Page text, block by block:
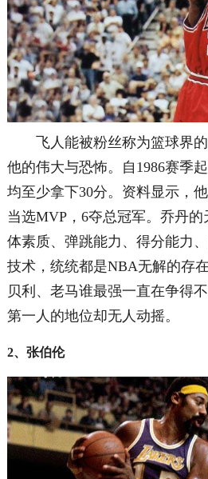
飞人能被粉丝称为篮球界的
他的伟大与恐怖。自1986赛季
均至少拿下30分。资料显示，
当选MVP，6夺总冠军。乔丹
体素质、弹跳能力、得分能力
技术，统统都是NBA无解的存
贝利、老马谁最强一直在争得
第一人的地位却无人动摇。
2、张伯伦